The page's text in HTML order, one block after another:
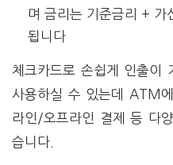
며 금리는 기준금리 + 가
됩니다
체크카드로 손쉽게 인출이
사용하실 수 있는데 ATM
라인/오프라인 결제 등 다
습니다.